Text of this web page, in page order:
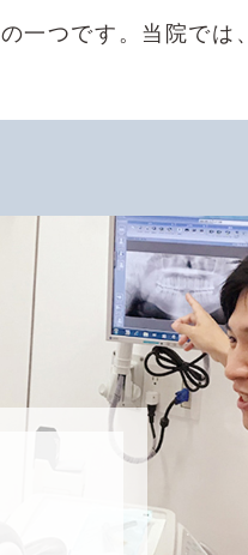
一つです。当院では、